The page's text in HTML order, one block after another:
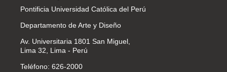
Pontificia Universidad Católica del Perú
Departamento de Arte y Diseño
Av. Universitaria 1801 San Miguel,
Lima 32, Lima - Perú
Teléfono: 626-2000